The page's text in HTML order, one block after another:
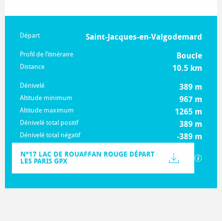
Informations pratiques
Départ Saint-Jacques-en-Valgodemard
Profil de l’itinéraire Boucle
Distance 10.5 km
Dénivelé 389 m
Altitude minimum 967 m
Altitude maximum 1265 m
Dénivelé total positif 389 m
Dénivelé total négatif -389 m
N°17 LAC DE ROUAFFAN ROUGE DÉPART
LES PARIS GPX